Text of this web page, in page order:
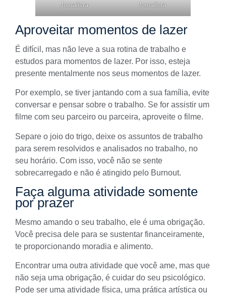
Jornalista
Jornalista
Aproveitar momentos de lazer
É difícil, mas não leve a sua rotina de trabalho e
estudos para momentos de lazer. Por isso, esteja
presente mentalmente nos seus momentos de lazer.
Por exemplo, se tiver jantando com a sua família, evite
conversar e pensar sobre o trabalho. Se for assistir um
filme com seu parceiro ou parceira, aproveite o filme.
Separe o joio do trigo, deixe os assuntos de trabalho
para serem resolvidos e analisados no trabalho, no
seu horário. Com isso, você não se sente
sobrecarregado e não é atingido pelo Burnout.
Faça alguma atividade somente
por prazer
Mesmo amando o seu trabalho, ele é uma obrigação.
Você precisa dele para se sustentar financeiramente,
te proporcionando moradia e alimento.
Encontrar uma outra atividade que você ame, mas que
não seja uma obrigação, é cuidar do seu psicológico.
Pode ser uma atividade física, uma prática artística ou